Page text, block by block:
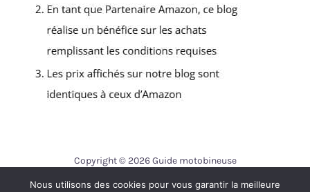
Copyright © 2026 Guide motobineuse
Contact
Nous utilisons des cookies pour vous garantir la meilleure